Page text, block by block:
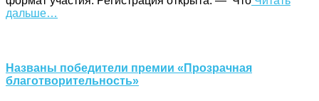
дальше…
Названы победители премии «Прозрачная
благотворительность»